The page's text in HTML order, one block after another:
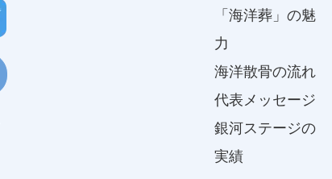
「海洋葬」の魅
力
海洋散骨の流れ
代表メッセージ
銀河ステージの
実績